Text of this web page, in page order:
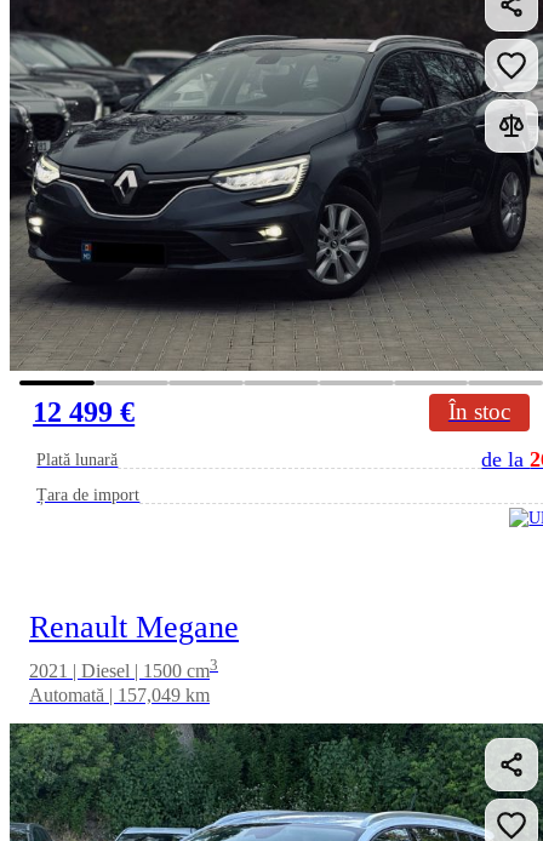
12 499 € În stoc
Plată lunară de la
Țara de import
Renault Megane
2021 | Diesel | 1500 cm3
Automată | 157,049 km